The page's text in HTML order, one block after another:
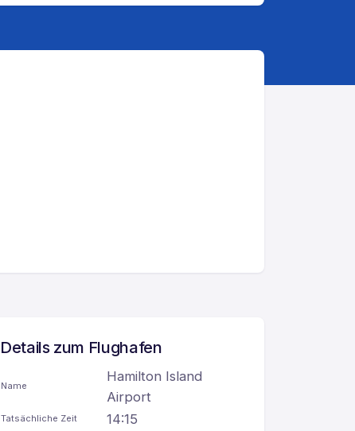
Details zum Flughafen
Name
Hamilton Island
Airport
Tatsächliche Zeit 14:15